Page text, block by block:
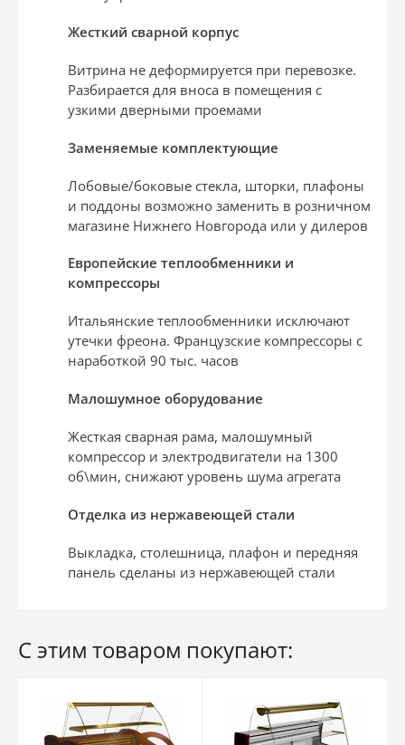
Жесткий сварной корпус
Витрина не деформируется при перевозке.
Разбирается для вноса в помещения с
узкими дверными проемами
Заменяемые комплектующие
Лобовые/боковые стекла, шторки, плафоны
и поддоны возможно заменить в розничном
магазине Нижнего Новгорода или у дилеров
Европейские теплообменники и
компрессоры
Итальянские теплообменники исключают
утечки фреона. Французские компрессоры с
наработкой 90 тыс. часов
Малошумное оборудование
Жесткая сварная рама, малошумный
компрессор и электродвигатели на 1300
об\мин, снижают уровень шума агрегата
Отделка из нержавеющей стали
Выкладка, столешница, плафон и передняя
панель сделаны из нержавеющей стали
С этим товаром покупают: